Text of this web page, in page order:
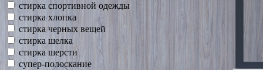
стирка спортивной одежды
стирка хлопка
стирка черных вещей
стирка шелка
стирка шерсти
супер-полоскание